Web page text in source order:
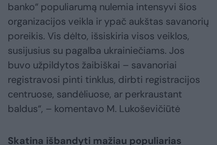
banko“ populiarumą nulemia intensyvi šios
organizacijos veikla ir ypač aukštas savanorių
poreikis. Vis dėlto, išsiskiria visos veiklos,
susijusius su pagalba ukrainiečiams. Jos
buvo užpildytos žaibiškai – savanoriai
registravosi pinti tinklus, dirbti registracijos
centruose, sandėliuose, ar perkraustant
baldus“, – komentavo M. Lukoševičiūtė
Skatina išbandyti mažiau populiarias